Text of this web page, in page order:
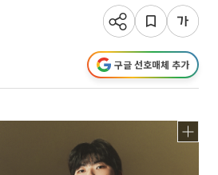
구글 선호매체 추가